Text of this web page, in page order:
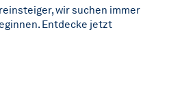
wir suchen immer
Entdecke jetzt